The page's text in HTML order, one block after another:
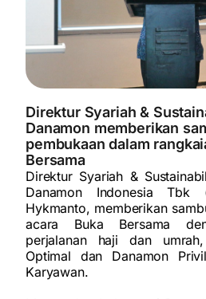
Direktur Syariah &
Danamon memberikan
pembukaan dalam
Bersama
Direktur Syariah &
Danamon Indonesia Tbk
Hykmanto, memberikan
acara Buka Bersama
perjalanan haji dan
Optimal dan Danamon
Karyawan.